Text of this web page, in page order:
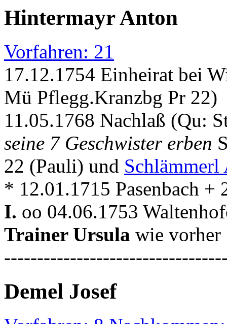
Hintermayr Anton
Vorfahren: 21
17.12.1754 Einheirat bei
Mü Pflegg.Kranzbg Pr 22)
11.05.1768 Nachlaß (Qu:
seine 7 Geschwister erben
22 (Pauli) und
* 12.01.1715 Pasenbach +
I. oo 04.06.1753
Trainer Ursula wie vorher
Demel Josef